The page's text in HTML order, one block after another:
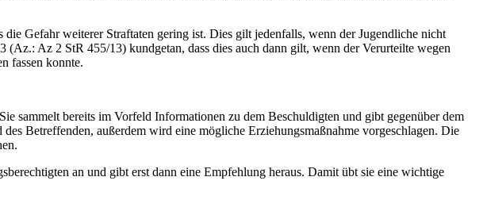
Gefahr weiterer Straftaten gering ist. Dies gilt jedenfalls, wenn der Jugendliche nicht
Az 2 StR 455/13) kundgetan, dass dies auch dann gilt, wenn der Verurteilte wegen
fassen konnte.
sammelt bereits im Vorfeld Informationen zu dem Beschuldigten und gibt gegenüber dem
Betreffenden, außerdem wird eine mögliche Erziehungsmaßnahme vorgeschlagen. Die
an und gibt erst dann eine Empfehlung heraus. Damit übt sie eine wichtige